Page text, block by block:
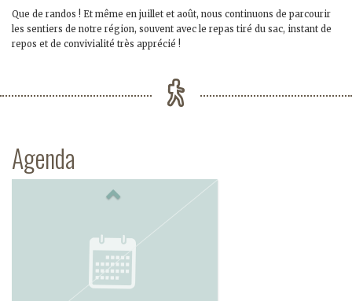
Que de randos ! Et même en juillet et août, nous continuons de parcourir
les sentiers de notre région, souvent avec le repas tiré du sac, instant de
repos et de convivialité très apprécié !
Agenda